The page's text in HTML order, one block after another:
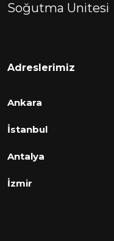
Soğutma Unitesi
Adreslerimiz
Ankara
İstanbul
Antalya
İzmir